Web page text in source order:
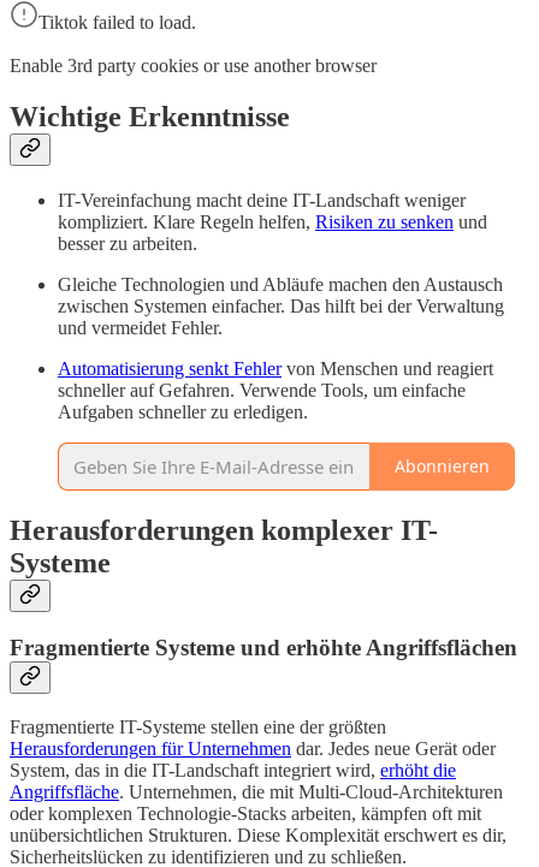
Tiktok failed to load.
Enable 3rd party cookies or use another browser
Wichtige Erkenntnisse
IT-Vereinfachung macht deine IT-Landschaft weniger
kompliziert. Klare Regeln helfen, Risiken zu senken und
besser zu arbeiten.
Gleiche Technologien und Abläufe machen den Austausch
zwischen Systemen einfacher. Das hilft bei der Verwaltung
und vermeidet Fehler.
Automatisierung senkt Fehlervon Menschen und reagiert
schneller auf Gefahren. Verwende Tools, um einfache
Aufgaben schneller zu erledigen.
Abonnieren
Herausforderungen komplexer IT-
Systeme
Fragmentierte Systeme und erhöhte Angriffsflächen
Fragmentierte IT-Systeme stellen eine der größten
Herausforderungen für Unternehmen dar. Jedes neue Gerät oder
System, das in die IT-Landschaft integriert wird, erhöht die
Angriffsfläche. Unternehmen, die mit Multi-Cloud-Architekturen
oder komplexen Technologie-Stacks arbeiten, kämpfen oft mit
unübersichtlichen Strukturen. Diese Komplexität erschwert es dir,
Sicherheitslücken zu identifizieren und zu schließen.